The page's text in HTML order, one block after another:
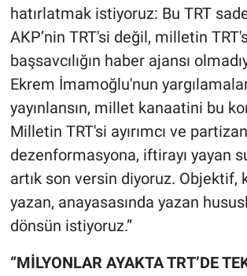
hatırlatmak istiyoruz: Bu TRT
AKP’nin TRT'si değil, milletin
başsavcılığın haber ajansı
Ekrem İmamoğlu'nun
yayınlansın, millet kanaatini bu
Milletin TRT'si ayırımcı ve
dezenformasyona, iftirayı yayan
artık son versin diyoruz. Objektif,
yazan, anayasasında yazan
dönsün istiyoruz.”
“MİLYONLAR AYAKTA TRT’DE